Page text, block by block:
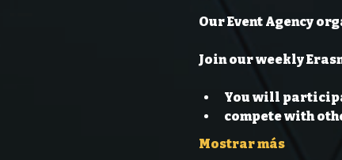
Our Event Agency
Join our weekly
You will
compete with
Mostrar más